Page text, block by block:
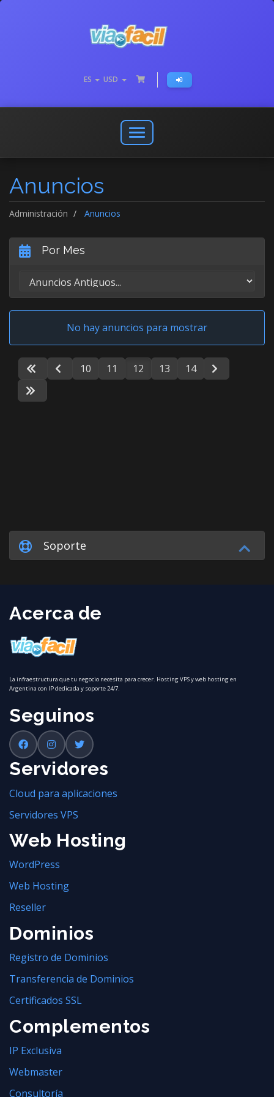
ES USD
Abrir
o
Anuncios
Administración Anuncios
Por Mes
No hay anuncios para mostrar
10 11 12 13 14
Soporte
Acerca de
La infraestructura que tu negocio necesita para crecer. Hosting VPS y web hosting en
Argentina con IP dedicada y soporte 24/7.
Seguinos
Servidores
Cloud para aplicaciones
Servidores VPS
Web Hosting
WordPress
Web Hosting
Reseller
Dominios
Registro de Dominios
Transferencia de Dominios
Certificados SSL
Complementos
IP Exclusiva
Webmaster
Consultoría